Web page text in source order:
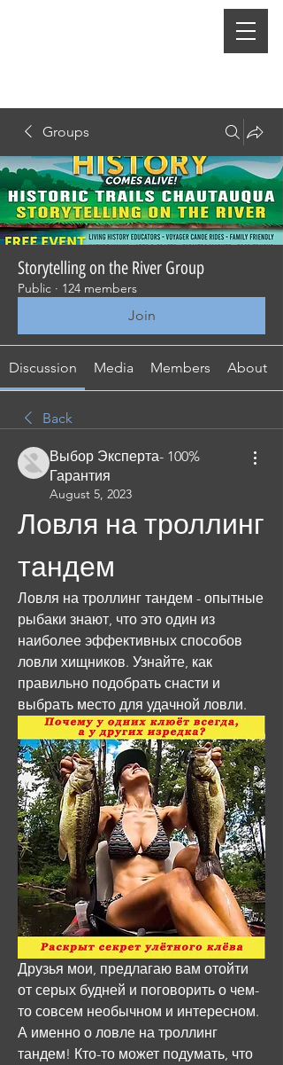
Groups
Storytelling on the River Group
Public · 124 members
Join
Discussion Media Members About
Back
Выбор Эксперта- 100%
Гарантия
August 5, 2023
Ловля на троллинг
тандем
Ловля на троллинг тандем - опытные
рыбаки знают, что это один из
наиболее эффективных способов
ловли хищников. Узнайте, как
правильно подобрать снасти и
выбрать место для удачной ловли.
Друзья мои, предлагаю вам отойти
от серых будней и поговорить о чем-
то совсем необычном и интересном.
А именно о ловле на троллинг
тандем! Кто-то может подумать, что